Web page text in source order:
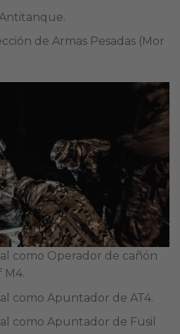
de Armas Pesadas (Mor
como Operador de cañón
M4.
como Apuntador de AT4.
como Apuntador de Fusil